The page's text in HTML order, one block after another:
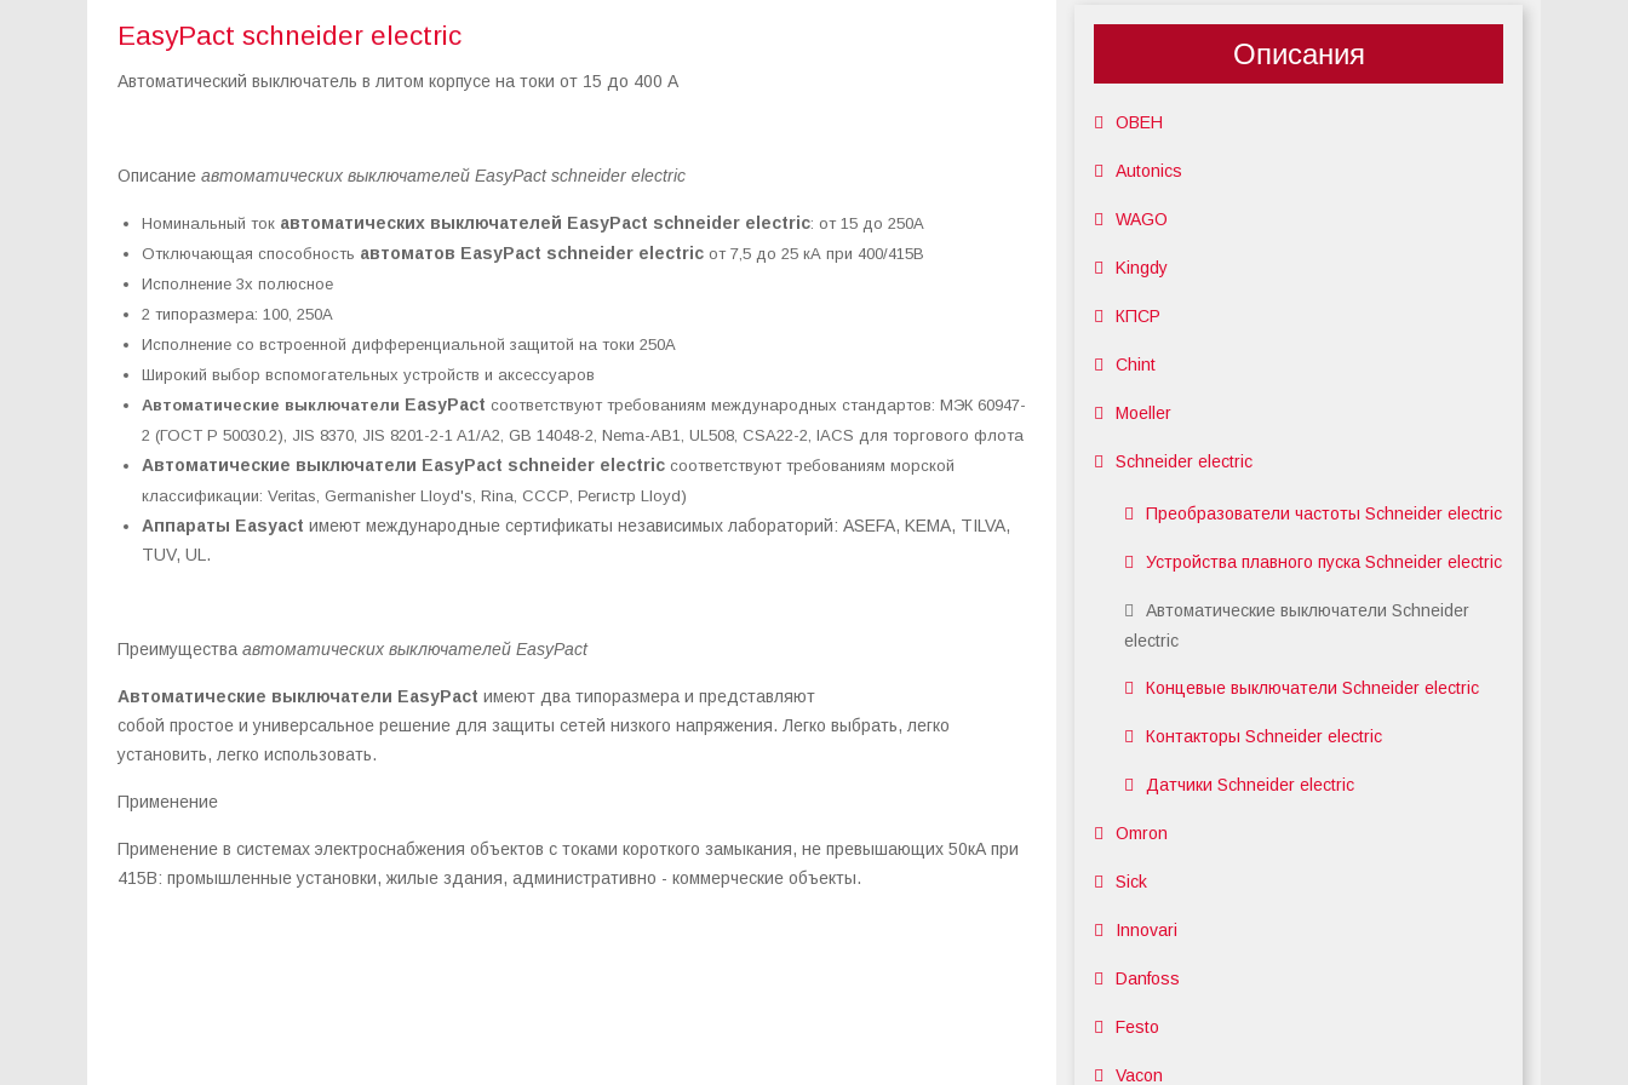
EasyPact schneider electric
Автоматический выключатель в литом корпусе на токи от 15 до 400 A
Описание автоматических выключателей EasyPact schneider electric
Номинальный ток автоматических выключателей EasyPact schneider electric: от 15 до 250А
Отключающая способность автоматов EasyPact schneider electric от 7,5 до 25 кА при 400/415В
Исполнение 3х полюсное
2 типоразмера: 100, 250А
Исполнение со встроенной дифференциальной защитой на токи 250А
Широкий выбор вспомогательных устройств и аксессуаров
Автоматические выключатели EasyPact соответствуют требованиям международных стандартов: МЭК 60947-
2 (ГОСТ Р 50030.2), JIS 8370, JIS 8201-2-1 A1/A2, GB 14048-2, Nema-AB1, UL508, CSA22-2, IACS для торгового флота
Автоматические выключатели EasyPact schneider electric соответствуют требованиям морской
классификации: Veritas, Germanisher Lloyd's, Rina, СССР, Регистр Lloyd)
Аппараты Easyact имеют международные сертификаты независимых лабораторий: ASEFA, KEMA, TILVA,
TUV, UL.
Преимущества автоматических выключателей EasyPact
Автоматические выключатели EasyPact имеют два типоразмера и представляют
собой простое и универсальное решение для защиты сетей низкого напряжения. Легко выбрать, легко
установить, легко использовать.
Применение
Применение в системах электроснабжения объектов с токами короткого замыкания, не превышающих 50кА при
415В: промышленные установки, жилые здания, административно - коммерческие объекты.
Описания
ОВЕН
Autonics
WAGO
Kingdy
КПСР
Chint
Moeller
Schneider electric
Преобразователи частоты Schneider electric
Устройства плавного пуска Schneider electric
Автоматические выключатели Schneider
electric
Концевые выключатели Schneider electric
Контакторы Schneider electric
Датчики Schneider electric
Omron
Sick
Innovari
Danfoss
Festo
Vacon